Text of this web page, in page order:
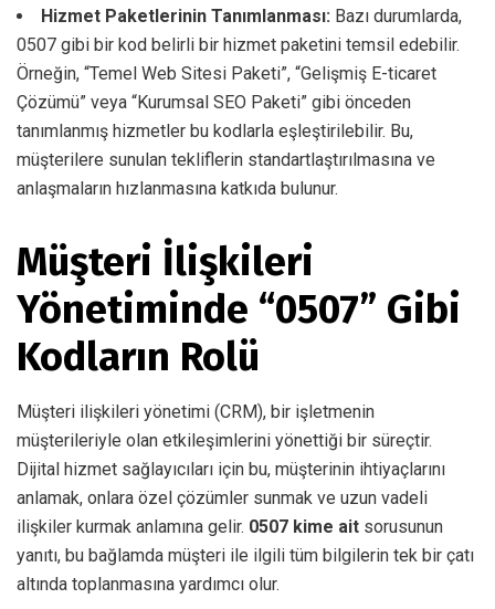
Hizmet Paketlerinin Tanımlanması: Bazı durumlarda,
0507 gibi bir kod belirli bir hizmet paketini temsil edebilir.
Örneğin, “Temel Web Sitesi Paketi”, “Gelişmiş E-ticaret
Çözümü” veya “Kurumsal SEO Paketi” gibi önceden
tanımlanmış hizmetler bu kodlarla eşleştirilebilir. Bu,
müşterilere sunulan tekliflerin standartlaştırılmasına ve
anlaşmaların hızlanmasına katkıda bulunur.
Müşteri İlişkileri
Yönetiminde “0507” Gibi
Kodların Rolü
Müşteri ilişkileri yönetimi (CRM), bir işletmenin
müşterileriyle olan etkileşimlerini yönettiği bir süreçtir.
Dijital hizmet sağlayıcıları için bu, müşterinin ihtiyaçlarını
anlamak, onlara özel çözümler sunmak ve uzun vadeli
ilişkiler kurmak anlamına gelir. 0507 kime ait sorusunun
yanıtı, bu bağlamda müşteri ile ilgili tüm bilgilerin tek bir çatı
altında toplanmasına yardımcı olur.